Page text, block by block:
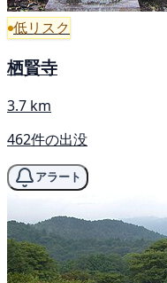
低リスク
栖賢寺
3.7 km
462件の出没
アラート